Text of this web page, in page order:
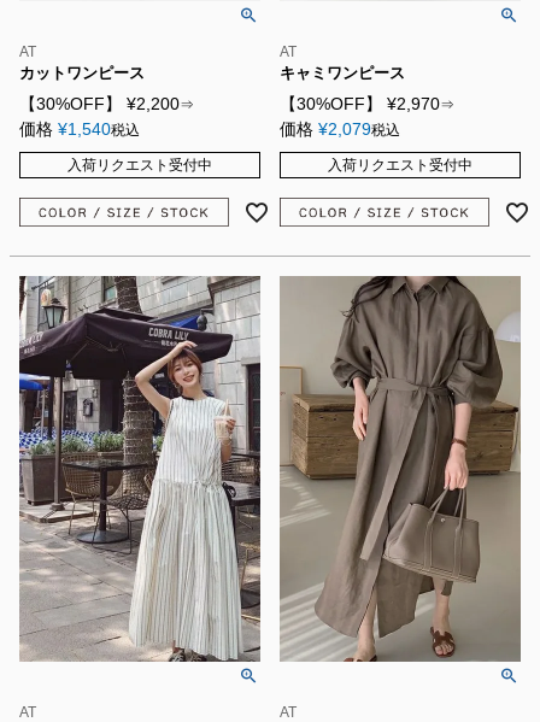
AT
カットワンピース
【30%OFF】 ¥2,200⇒
価格 ¥1,540税込
入荷リクエスト受付中
AT
キャミワンピース
【30%OFF】 ¥2,970⇒
価格 ¥2,079税込
入荷リクエスト受付中
AT AT